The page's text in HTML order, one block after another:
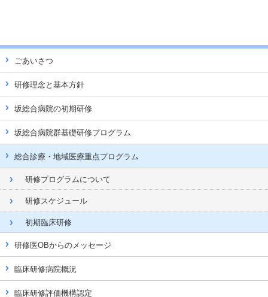
ごあいさつ
研修理念と基本方針
坂総合病院の初期研修
坂総合病院群基礎研修プログラム
総合診療・地域医療重点プログラム
研修プログラムについて
研修スケジュール
初期臨床研修
研修医OBからのメッセージ
臨床研修病院概況
臨床研修評価機構認定